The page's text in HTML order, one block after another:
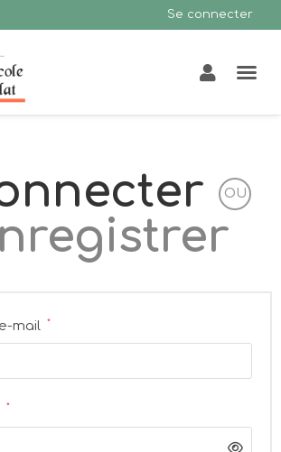
Se connecter
OU
mail *
*